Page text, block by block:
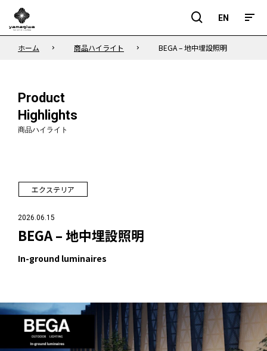
EN
EN
ホーム 商品ハイライト BEGA – 地中埋設照明
Product
Highlights
商品ハイライト
エクステリア
2026.06.15
BEGA – 地中埋設照明
In-ground luminaires